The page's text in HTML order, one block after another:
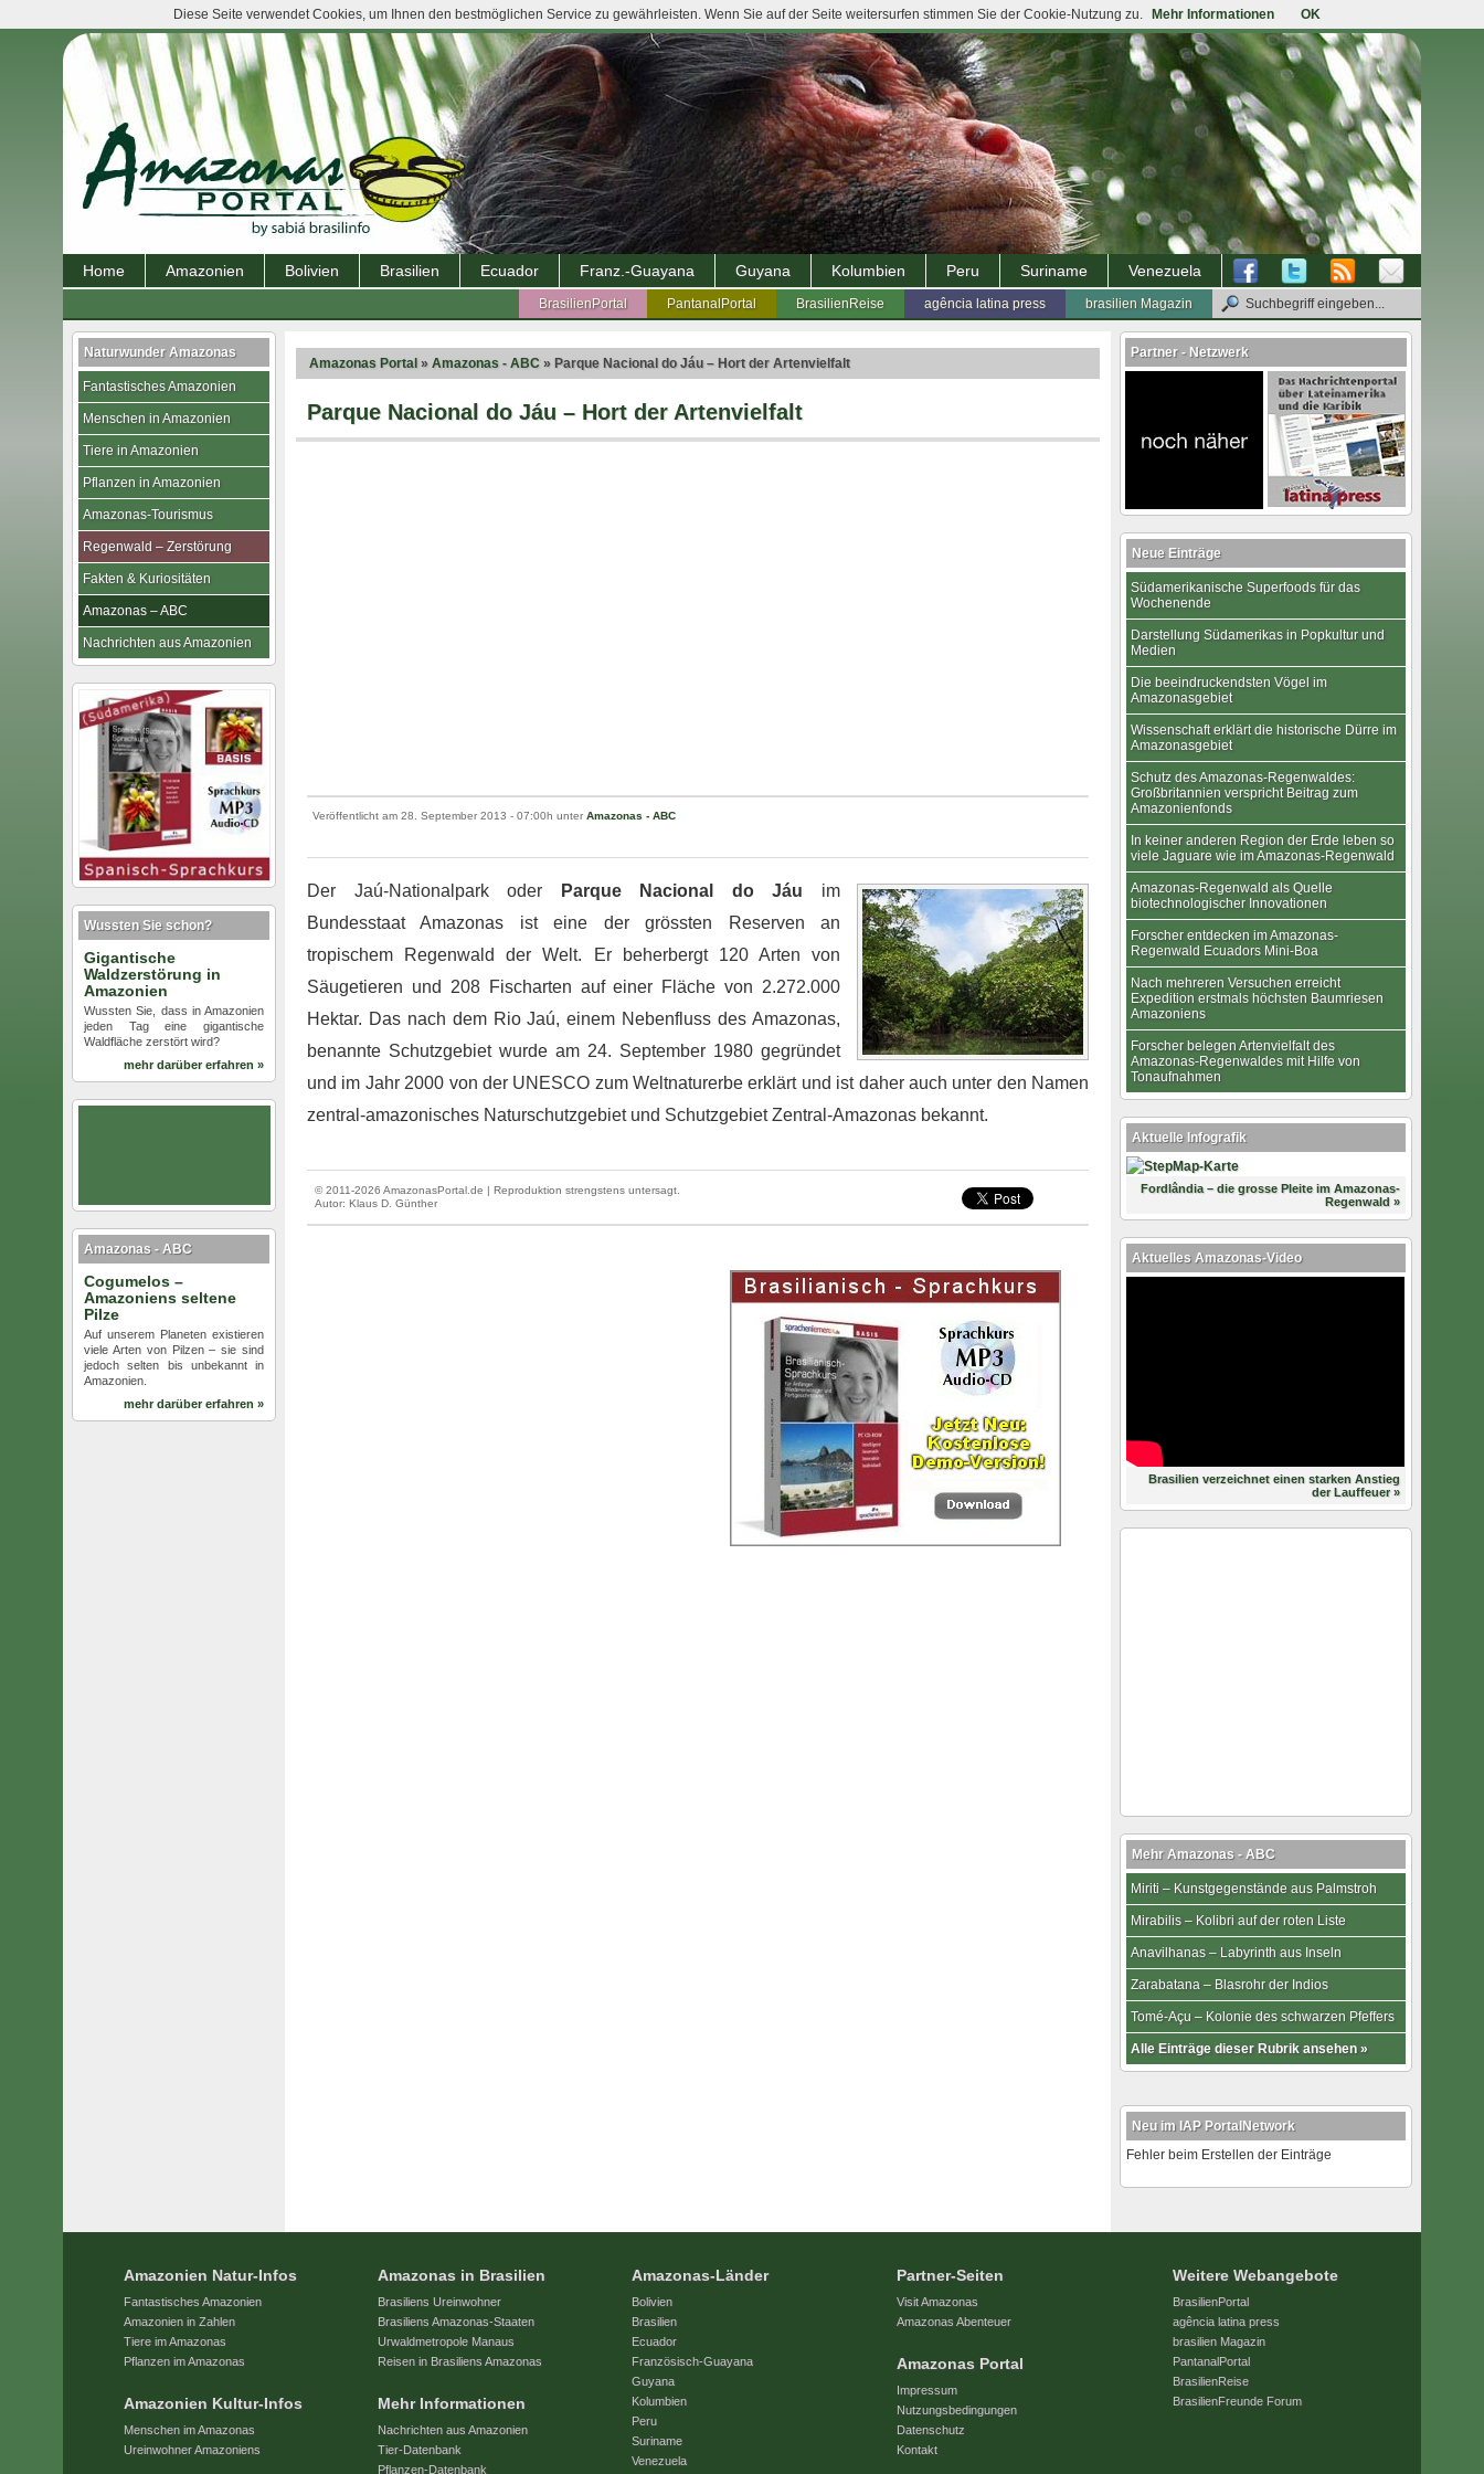
Home Amazonien Bolivien Brasilien Ecuador Franz.-Guayana Guyana Kolumbien Peru Suriname Venezuela
brasilien Magazin
agência latina press
BrasilienReise
PantanalPortal
BrasilienPortal
Amazonas Portal » Amazonas - ABC » Parque Nacional do Jáu – Hort der Artenvielfalt
Parque Nacional do Jáu – Hort der Artenvielfalt
Veröffentlicht am 28. September 2013 - 07:00h unter Amazonas - ABC
Der Jaú-Nationalpark oder Parque Nacional do Jáu im
Bundesstaat Amazonas ist eine der grössten Reserven an
tropischem Regenwald der Welt. Er beherbergt 120 Arten von
Säugetieren und 208 Fischarten auf einer Fläche von 2.272.000
Hektar. Das nach dem Rio Jaú, einem Nebenfluss des Amazonas,
benannte Schutzgebiet wurde am 24. September 1980 gegründet
und im Jahr 2000 von der UNESCO zum Weltnaturerbe erklärt und ist daher auch unter den Namen
zentral-amazonisches Naturschutzgebiet und Schutzgebiet Zentral-Amazonas bekannt.
© 2011-2026 AmazonasPortal.de | Reproduktion strengstens untersagt.
Autor: Klaus D. Günther
Naturwunder Amazonas
Fantastisches Amazonien
Menschen in Amazonien
Tiere in Amazonien
Pflanzen in Amazonien
Amazonas-Tourismus
Regenwald – Zerstörung
Fakten & Kuriositäten
Amazonas – ABC
Nachrichten aus Amazonien
Wussten Sie schon?
Gigantische
Waldzerstörung in
Amazonien
Wussten Sie, dass in Amazonien
jeden Tag eine gigantische
Waldfläche zerstört wird?
mehr darüber erfahren »
Amazonas - ABC
Cogumelos –
Amazoniens seltene
Pilze
Auf unserem Planeten existieren
viele Arten von Pilzen – sie sind
jedoch selten bis unbekannt in
Amazonien.
mehr darüber erfahren »
Partner - Netzwerk
Neue Einträge
Südamerikanische Superfoods für das
Wochenende
Darstellung Südamerikas in Popkultur und
Medien
Die beeindruckendsten Vögel im
Amazonasgebiet
Wissenschaft erklärt die historische Dürre im
Amazonasgebiet
Schutz des Amazonas-Regenwaldes:
Großbritannien verspricht Beitrag zum
Amazonienfonds
In keiner anderen Region der Erde leben so
viele Jaguare wie im Amazonas-Regenwald
Amazonas-Regenwald als Quelle
biotechnologischer Innovationen
Forscher entdecken im Amazonas-
Regenwald Ecuadors Mini-Boa
Nach mehreren Versuchen erreicht
Expedition erstmals höchsten Baumriesen
Amazoniens
Forscher belegen Artenvielfalt des
Amazonas-Regenwaldes mit Hilfe von
Tonaufnahmen
Aktuelle Infografik
Fordlândia – die grosse Pleite im Amazonas-
Regenwald »
Aktuelles Amazonas-Video
Brasilien verzeichnet einen starken Anstieg
der Lauffeuer »
Mehr Amazonas - ABC
Miriti – Kunstgegenstände aus Palmstroh
Mirabilis – Kolibri auf der roten Liste
Anavilhanas – Labyrinth aus Inseln
Zarabatana – Blasrohr der Indios
Tomé-Açu – Kolonie des schwarzen Pfeffers
Alle Einträge dieser Rubrik ansehen »
Neu im IAP PortalNetwork
Fehler beim Erstellen der Einträge
Amazonien Natur-Infos
Fantastisches Amazonien
Amazonien in Zahlen
Tiere im Amazonas
Pflanzen im Amazonas
Amazonien Kultur-Infos
Menschen im Amazonas
Ureinwohner Amazoniens
Amazonas in Brasilien
Brasiliens Ureinwohner
Brasiliens Amazonas-Staaten
Urwaldmetropole Manaus
Reisen in Brasiliens Amazonas
Mehr Informationen
Nachrichten aus Amazonien
Tier-Datenbank
Pflanzen-Datenbank
Amazonas-Länder
Bolivien
Brasilien
Ecuador
Französisch-Guayana
Guyana
Kolumbien
Peru
Suriname
Venezuela
Partner-Seiten
Visit Amazonas
Amazonas Abenteuer
Amazonas Portal
Impressum
Nutzungsbedingungen
Datenschutz
Kontakt
Weitere Webangebote
BrasilienPortal
agência latina press
brasilien Magazin
PantanalPortal
BrasilienReise
BrasilienFreunde Forum
Diese Seite verwendet Cookies, um Ihnen den bestmöglichen Service zu gewährleisten. Wenn Sie auf der Seite weitersurfen stimmen Sie der Cookie-Nutzung zu. Mehr Informationen OK